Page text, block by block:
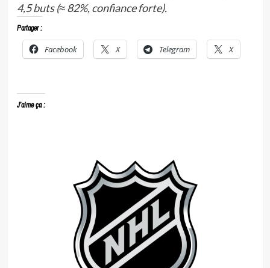
4,5 buts (≈ 82%, confiance forte).
Partager :
Facebook X Telegram X
J’aime ça :